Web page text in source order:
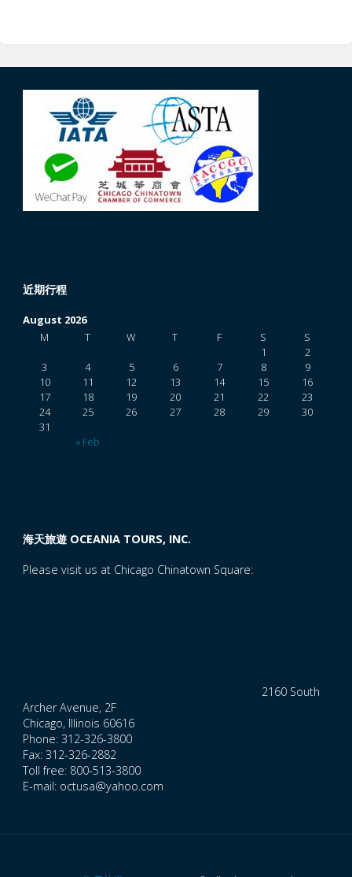
近期行程
August 2026
M
T W T F S S
« Feb
1
2
3
4 5 6 7 8
9
10
11 12 13 14 15
16
17
18 19 20 21 22
23
24
25 26 27 28 29
30
31
海天旅遊 OCEANIA TOURS, INC.
Please visit us at Chicago Chinatown Square:
2160 South
Archer Avenue, 2F
Chicago, Illinois 60616
Phone: 312-326-3800
Fax: 312-326-2882
Toll free: 800-513-3800
E-mail: octusa@yahoo.com